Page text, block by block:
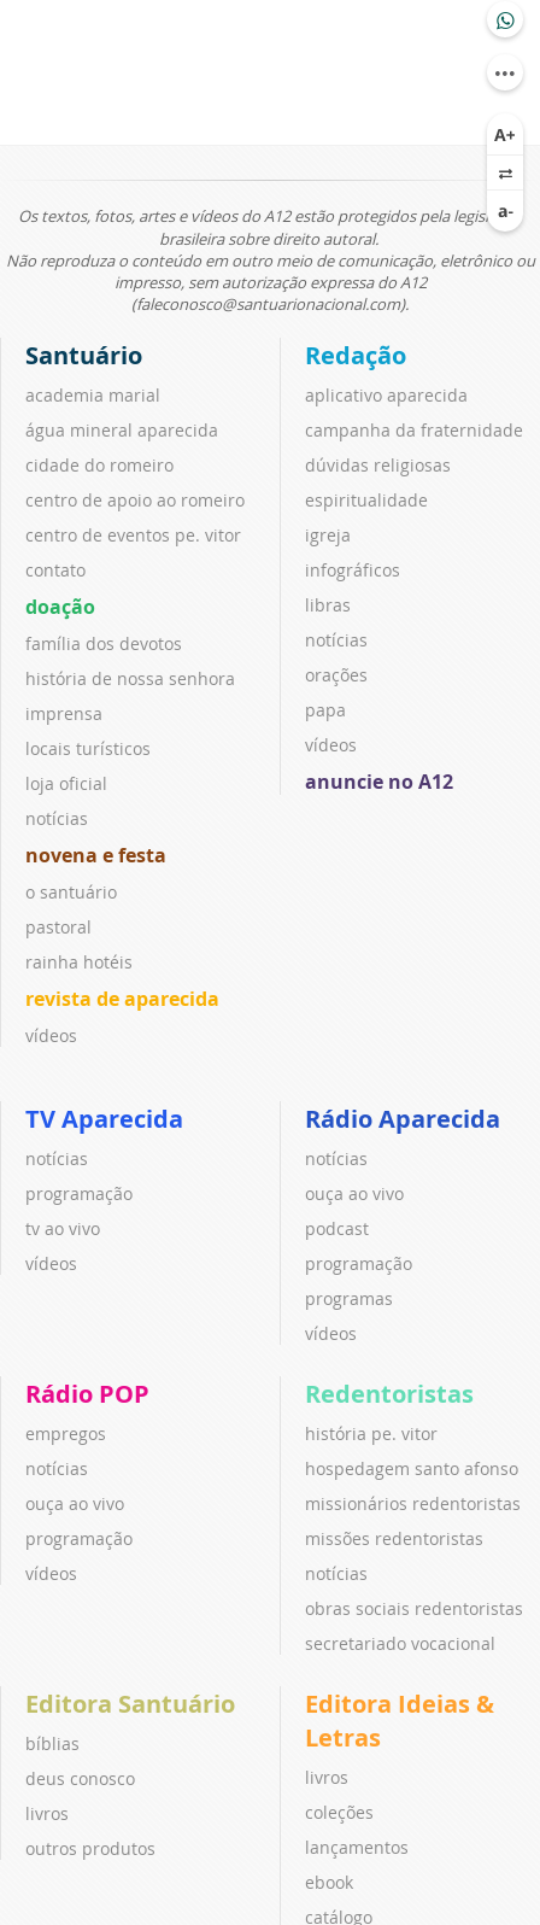
Os textos, fotos, artes e vídeos do A12 estão protegidos pela legislação
brasileira sobre direito autoral.
Não reproduza o conteúdo em outro meio de comunicação, eletrônico ou
impresso, sem autorização expressa do A12
(faleconosco@santuarionacional.com).
Santuário
academia marial
água mineral aparecida
cidade do romeiro
centro de apoio ao romeiro
centro de eventos pe. vitor
contato
doação
família dos devotos
história de nossa senhora
imprensa
locais turísticos
loja oficial
notícias
novena e festa
o santuário
pastoral
rainha hotéis
revista de aparecida
vídeos
Redação
aplicativo aparecida
campanha da fraternidade
dúvidas religiosas
espiritualidade
igreja
infográficos
libras
notícias
orações
papa
vídeos
anuncie no A12
TV Aparecida
notícias
programação
tv ao vivo
vídeos
Rádio Aparecida
notícias
ouça ao vivo
podcast
programação
programas
vídeos
Rádio POP
empregos
notícias
ouça ao vivo
programação
vídeos
Redentoristas
história pe. vitor
hospedagem santo afonso
missionários redentoristas
missões redentoristas
notícias
obras sociais redentoristas
secretariado vocacional
Editora Santuário
bíblias
deus conosco
livros
outros produtos
Editora Ideias &
Letras
livros
coleções
lançamentos
ebook
catálogo